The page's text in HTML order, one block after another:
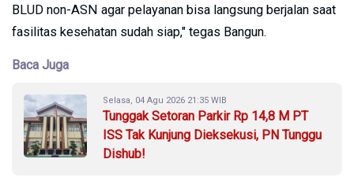
BLUD non-ASN agar pelayanan bisa langsung berjalan saat
fasilitas kesehatan sudah siap," tegas Bangun.
Baca Juga
Selasa, 04 Agu 2026 21:35 WIB
Tunggak Setoran Parkir Rp 14,8 M PT
ISS Tak Kunjung Dieksekusi, PN Tunggu
Dishub!